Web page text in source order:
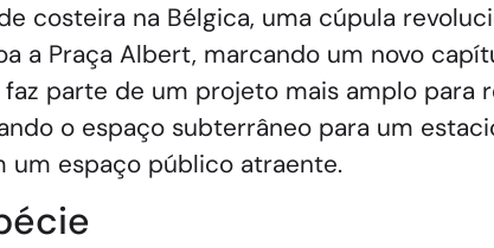
costeira na Bélgica, uma cúpula
a Praça Albert, marcando um novo
parte de um projeto mais amplo para
o espaço subterrâneo para um
um espaço público atraente.